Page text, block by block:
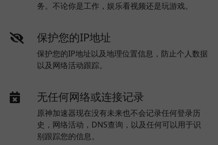
务。不论你是工作，娱乐看视频还是玩游戏。
保护您的IP地址
保护您的IP地址以及地理位置信息，防止个人数据
以及网络活动跟踪。
无任何网络或连接记录
原神加速器现在没有未来也不会记录任何登录历
史，网络活动，DNS查询，以及任何可以用于识
别跟踪您的信息。